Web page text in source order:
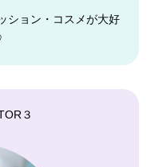
ション・コスメが大好
３